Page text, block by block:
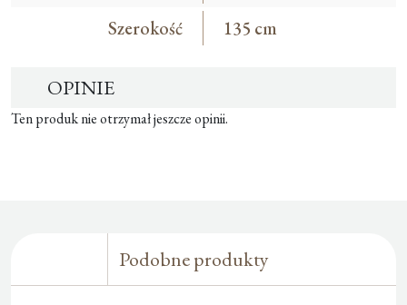
Szerokość
135 cm
OPINIE
Ten produk nie otrzymał jeszcze opinii.
Podobne produkty